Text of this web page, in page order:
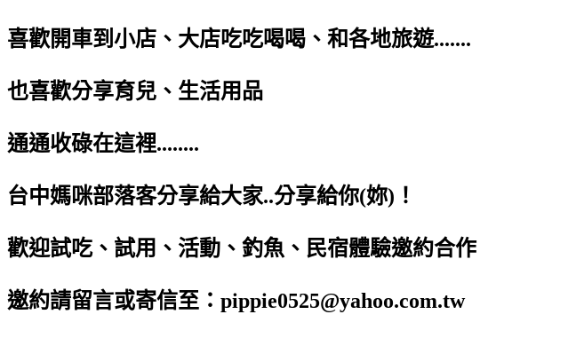
喜歡開車到小店、大店吃吃喝喝、和各地旅遊.......
也喜歡分享育兒、生活用品
通通收碌在這裡........
台中媽咪部落客分享給大家..分享給你(妳)！
歡迎試吃、試用、活動、釣魚、民宿體驗邀約合作
邀約請留言或寄信至：pippie0525@yahoo.com.tw